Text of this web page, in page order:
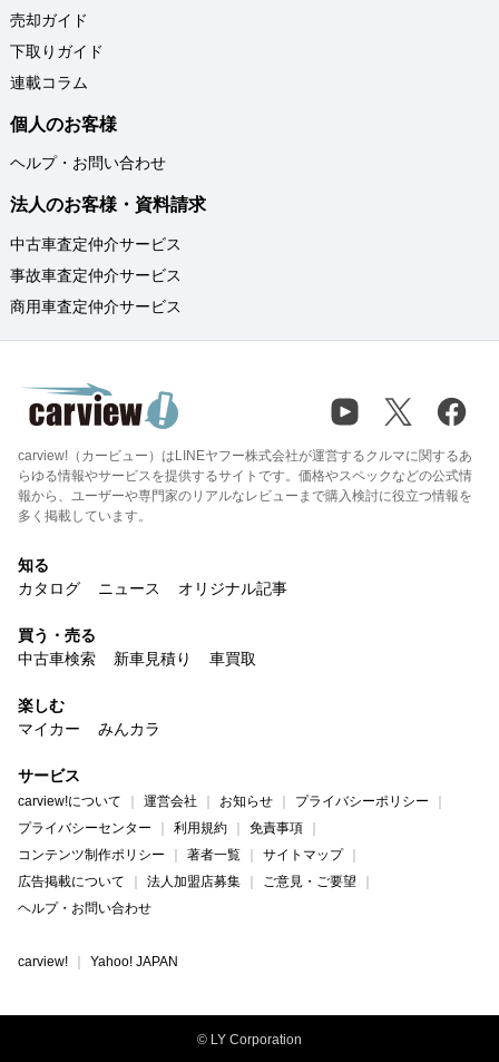
売却ガイド
下取りガイド
連載コラム
個人のお客様
ヘルプ・お問い合わせ
法人のお客様・資料請求
中古車査定仲介サービス
事故車査定仲介サービス
商用車査定仲介サービス
carview!（カービュー）はLINEヤフー株式会社が運営するクルマに関するあ
らゆる情報やサービスを提供するサイトです。価格やスペックなどの公式情
報から、ユーザーや専門家のリアルなレビューまで購入検討に役立つ情報を
多く掲載しています。
知る
カタログ
ニュース オリジナル記事
買う・売る
中古車検索
新車見積り 車買取
楽しむ
マイカー
みんカラ
サービス
carview!について 運営会社 お知らせ
プライバシーポリシー
プライバシーセンター
利用規約
免責事項
コンテンツ制作ポリシー
著者一覧
サイトマップ
広告掲載について
法人加盟店募集
ご意見・ご要望
ヘルプ・お問い合わせ
carview! Yahoo! JAPAN
© LY Corporation